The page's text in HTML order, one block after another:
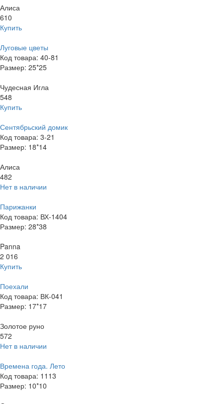
Алиса
610
Купить
Луговые цветы
Код товара: 40-81
Размер: 25*25
Чудесная Игла
548
Купить
Сентябрьский домик
Код товара: 3-21
Размер: 18*14
Алиса
482
Нет в наличии
Парижанки
Код товара: ВХ-1404
Размер: 28*38
Panna
2 016
Купить
Поехали
Код товара: ВК-041
Размер: 17*17
Золотое руно
572
Нет в наличии
Времена года. Лето
Код товара: 1113
Размер: 10*10